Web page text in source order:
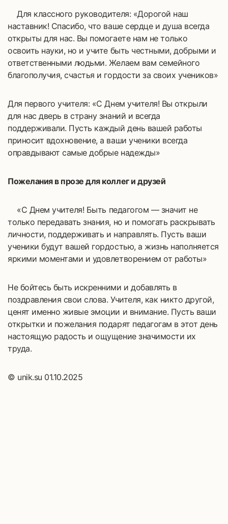
Для классного руководителя: «Дорогой наш
наставник! Спасибо, что ваше сердце и душа всегда
открыты для нас. Вы помогаете нам не только
освоить науки, но и учите быть честными, добрыми и
ответственными людьми. Желаем вам семейного
благополучия, счастья и гордости за своих учеников»
Для первого учителя: «С Днем учителя! Вы открыли
для нас дверь в страну знаний и всегда
поддерживали. Пусть каждый день вашей работы
приносит вдохновение, а ваши ученики всегда
оправдывают самые добрые надежды»
Пожелания в прозе для коллег и друзей
«С Днем учителя! Быть педагогом — значит не
только передавать знания, но и помогать раскрывать
личности, поддерживать и направлять. Пусть ваши
ученики будут вашей гордостью, а жизнь наполняется
яркими моментами и удовлетворением от работы»
Не бойтесь быть искренними и добавлять в
поздравления свои слова. Учителя, как никто другой,
ценят именно живые эмоции и внимание. Пусть ваши
открытки и пожелания подарят педагогам в этот день
настоящую радость и ощущение значимости их
труда.
© unik.su 01.10.2025